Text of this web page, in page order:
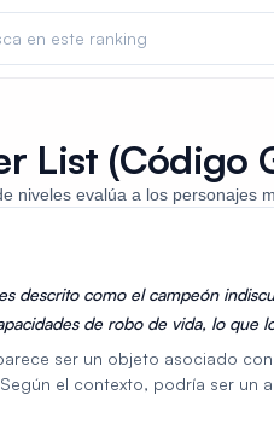
en este ranking
List (Código
niveles evalúa a los
descrito como el campeón
de robo de vida, lo que
y capacidad de supervivencia en
ser un objeto asociado
el contexto, podría ser un